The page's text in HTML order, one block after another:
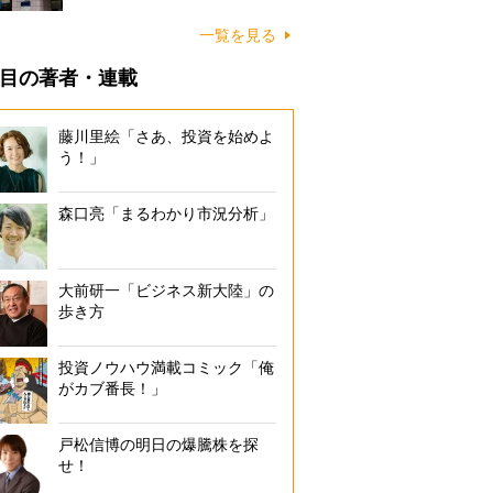
一覧を見る
の著者・連載
藤川里絵「さあ、投資を始めよ
う！」
森口亮「まるわかり市況分析」
大前研一「ビジネス新大陸」の
歩き方
投資ノウハウ満載コミック「俺
がカブ番長！」
戸松信博の明日の爆騰株を探
せ！